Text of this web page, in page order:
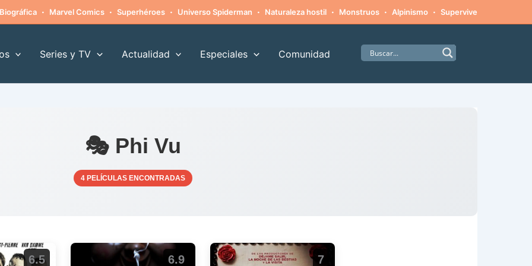
Biográfica · Marvel Comics · Superhéroes · Universo Spiderman · Naturaleza hostil · Monstruos · Alpinismo · Supervivencia
Series y TV Actualidad Especiales Comunidad
🎭 Phi Vu
4 PELÍCULAS ENCONTRADAS
6.5 6.9 7